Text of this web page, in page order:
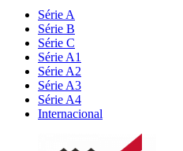
Série A
Série B
Série C
Série A1
Série A2
Série A3
Série A4
Internacional